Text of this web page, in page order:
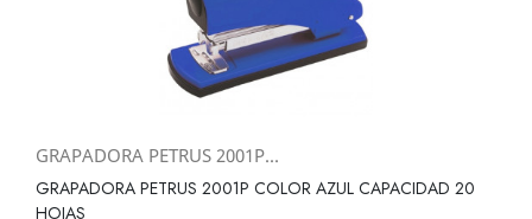
GRAPADORA PETRUS 2001P...
GRAPADORA PETRUS 2001P COLOR AZUL CAPACIDAD 20
HOJAS